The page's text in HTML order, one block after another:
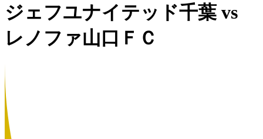
ジェフユナイテッド千葉 vs
レノファ山口ＦＣ